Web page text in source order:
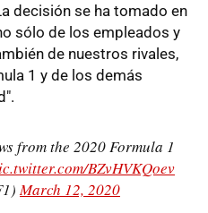
decisión se ha tomado en
sólo de los empleados y
de nuestros rivales,
1 y de los demás
from the 2020 Formula 1
BZvHVKQoev
March 12, 2020